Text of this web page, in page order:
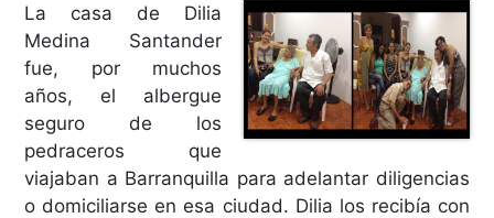
La casa de Dilia
Medina Santander
fue, por muchos
años, el albergue
seguro de los
pedraceros que
viajaban a Barranquilla para adelantar diligencias
o domiciliarse en esa ciudad. Dilia los recibía con